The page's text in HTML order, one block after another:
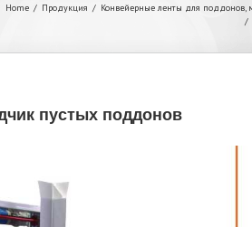
Home / Продукция / Конвейерные ленты для поддонов,
/
пустых поддонов